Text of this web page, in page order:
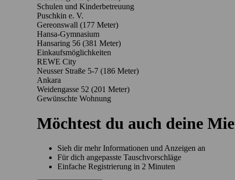
Schulen und Kinderbetreuung
Puschkin e. V.
Gereonswall (177 Meter)
Hansa-Gymnasium
Hansaring 56 (381 Meter)
Einkaufsmöglichkeiten
REWE City
Neusser Straße 5-7 (186 Meter)
Ankara
Weidengasse 52 (201 Meter)
Gewünschte Wohnung
Möchtest du auch deine
Sieh dir mehr Informationen und Anzeigen an
Für dich angepasste Tauschvorschläge
Einfache Registrierung in 2 Minuten